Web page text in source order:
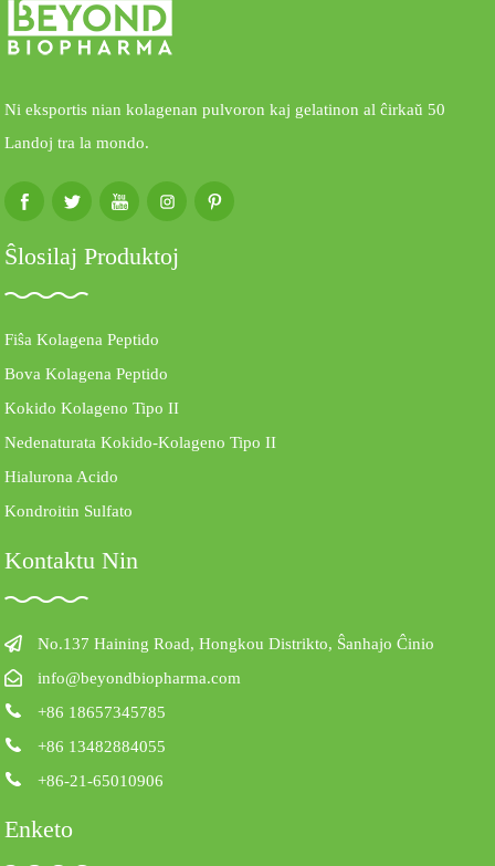
Ni eksportis nian kolagenan pulvoron kaj gelatinon al ĉirkaŭ 50
Landoj tra la mondo.
Ŝlosilaj Produktoj
Fiŝa Kolagena Peptido
Bova Kolagena Peptido
Kokido Kolageno Tipo II
Nedenaturata Kokido-Kolageno Tipo II
Hialurona Acido
Kondroitin Sulfato
Kontaktu Nin
No.137 Haining Road, Hongkou Distrikto, Ŝanhajo Ĉinio
info@beyondbiopharma.com
+86 18657345785
+86 13482884055
+86-21-65010906
Enketo